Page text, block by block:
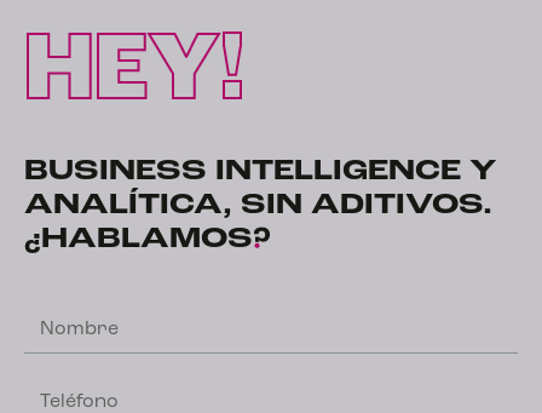
HEY!
BUSINESS INTELLIGENCE Y
ANALÍTICA, SIN ADITIVOS.
¿HABLAMOS?
Nombre
Teléfono